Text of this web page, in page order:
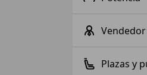
Vendedor
Plazas y